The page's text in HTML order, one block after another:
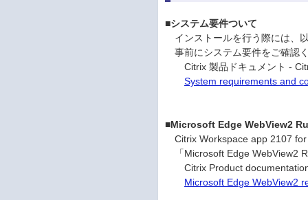
■システム要件ついて
インストールを行う際には、
事前にシステム要件をご確認
Citrix 製品ドキュメント -
System requirements and
■Microsoft Edge WebView2
Citrix Workspace app 2107
「Microsoft Edge WebView2
Citrix Product documentation
Microsoft Edge WebView2